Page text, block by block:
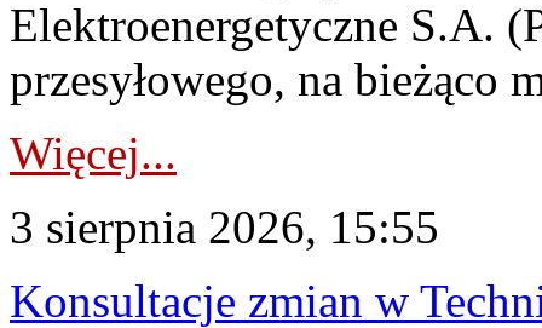
Elektroenergetyczne S.A.
przesyłowego, na bieżąco
Więcej...
3 sierpnia 2026, 15:55
Konsultacje zmian w